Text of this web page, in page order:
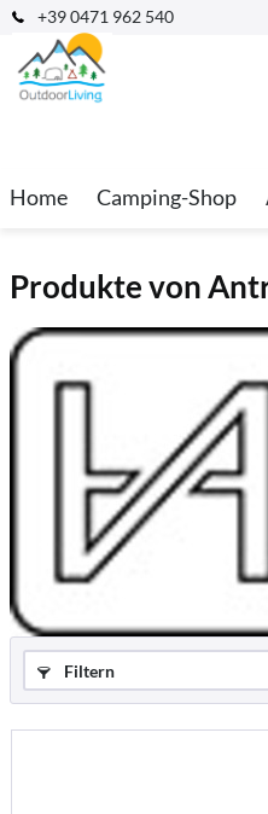
+39 0471 962 540
Home Camping-Shop
Produkte von
Filtern